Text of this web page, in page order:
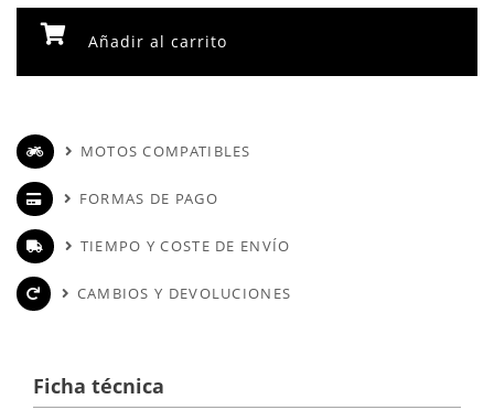
Añadir al carrito
MOTOS COMPATIBLES
FORMAS DE PAGO
TIEMPO Y COSTE DE ENVÍO
CAMBIOS Y DEVOLUCIONES
Ficha técnica